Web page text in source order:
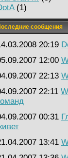
(1)
сообщения
20:19
12:00
22:13
22:11
00:31
13:41